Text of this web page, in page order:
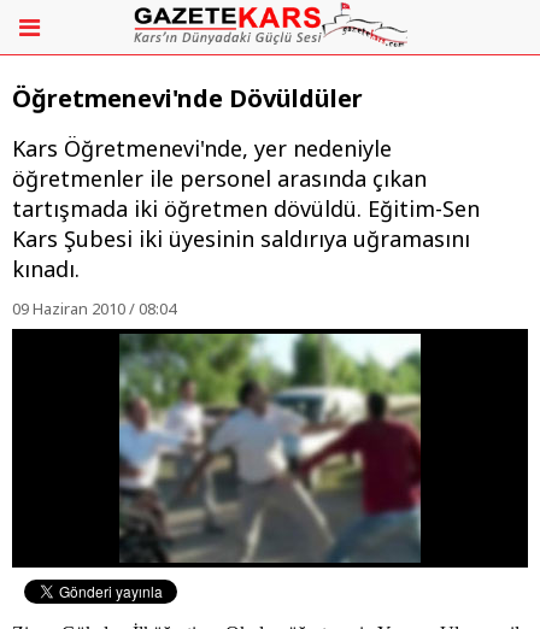
Öğretmenevi'nde Dövüldüler
Kars Öğretmenevi'nde, yer nedeniyle
öğretmenler ile personel arasında çıkan
tartışmada iki öğretmen dövüldü. Eğitim-Sen
Kars Şubesi iki üyesinin saldırıya uğramasını
kınadı.
09 Haziran 2010 / 08:04